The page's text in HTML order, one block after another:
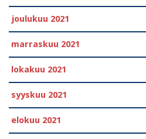
joulukuu 2021
marraskuu 2021
lokakuu 2021
syyskuu 2021
elokuu 2021